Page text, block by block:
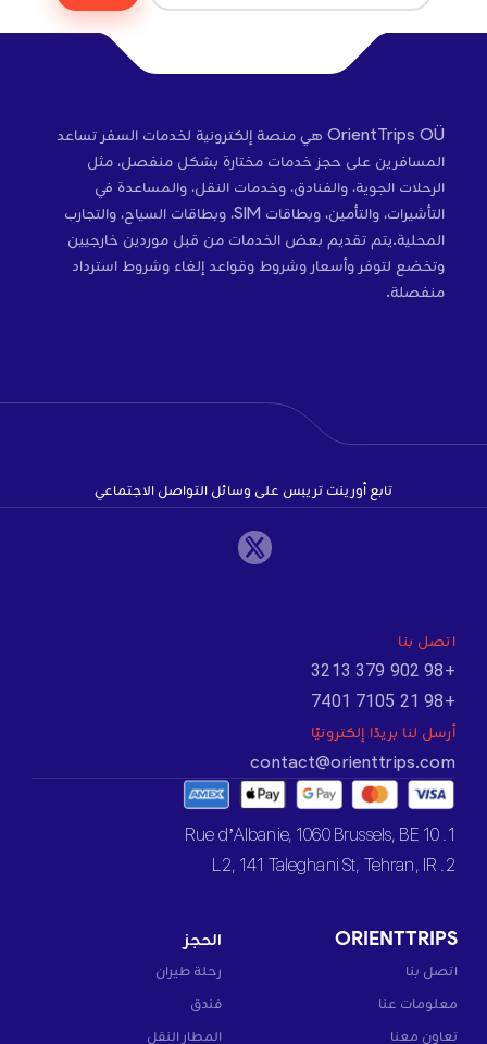
OrientTrips OÜ هي منصة إلكترونية لخدمات السفر تساعد
المسافرين على حجز خدمات مختارة بشكل منفصل، مثل
الرحلات الجوية، والفنادق، وخدمات النقل، والمساعدة في
التأشيرات، والتأمين، وبطاقات SIM، وبطاقات السياح، والتجارب
المحلية.يتم تقديم بعض الخدمات من قبل موردين خارجيين
وتخضع لتوفر وأسعار وشروط وقواعد إلغاء وشروط استرداد
منفصلة.
تابع أورينت تريبس على وسائل التواصل الاجتماعي
اتصل بنا
+98 902 379 3213
+98 21 7105 7401
أرسل لنا بريدًا إلكترونيًا
contact@orienttrips.com
1. 10 Rue d’Albanie, 1060 Brussels, BE
2. L2, 141 Taleghani St, Tehran, IR
ORIENTTRIPS
اتصل بنا
معلومات عنا
تعاون معنا
الحجز
رحلة طيران
فندق
المطار النقل